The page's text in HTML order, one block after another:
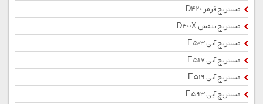
مستربچ قرمز D420
مستربچ بنفش D400X
مستربچ آبی E503
مستربچ آبی E517
مستربچ آبی E519
مستربچ آبی E593